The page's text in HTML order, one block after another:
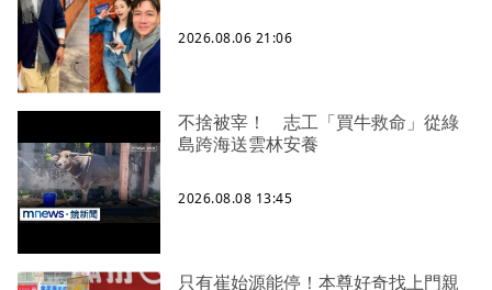
2026.08.06 21:06
不捨被宰！ 志工「買牛救命」從綠
島跨海送雲林安養
2026.08.08 13:45
只有崔始源能停！本尊好奇找上門親